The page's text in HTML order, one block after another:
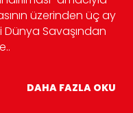
üzerinden üç ay
Dünya Savaşından
DAHA FAZLA OKU